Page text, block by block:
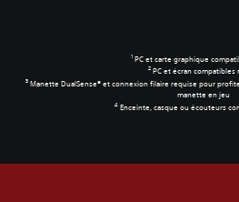
1 PC et carte graphique
2 PC et écran compatibles
3 Manette DualSense® et connexion filaire requise pour
manette en jeu
4Enceinte, casque ou écouteurs